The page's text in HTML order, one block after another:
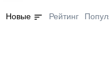
Новые sort Рейтинг